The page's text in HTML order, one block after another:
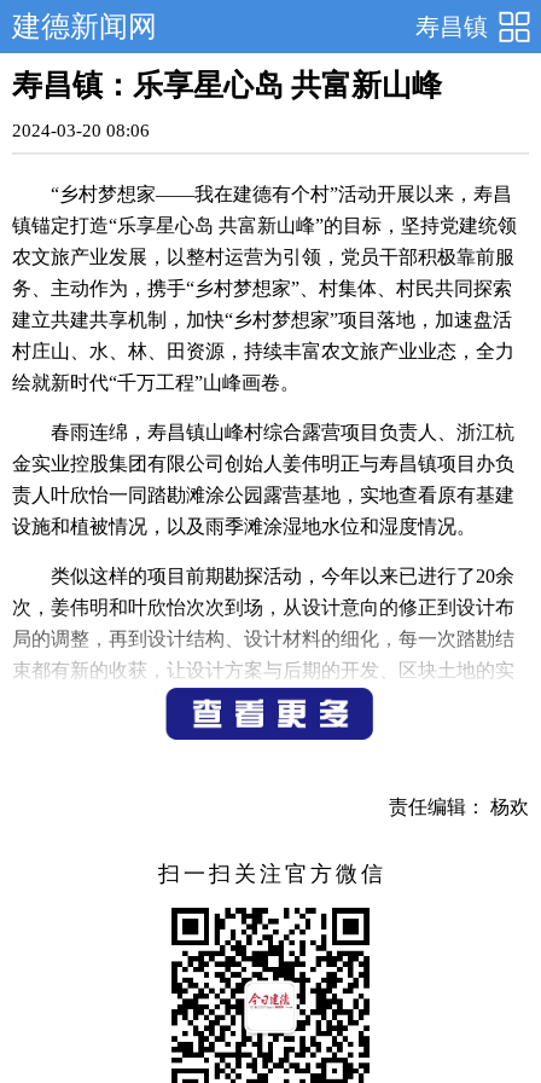
寿昌镇
建德新闻网
寿昌镇：乐享星心岛 共富新山峰
2024-03-20 08:06
“乡村梦想家——我在建德有个村”活动开展以来，寿昌
镇锚定打造“乐享星心岛 共富新山峰”的目标，坚持党建统领
农文旅产业发展，以整村运营为引领，党员干部积极靠前服
务、主动作为，携手“乡村梦想家”、村集体、村民共同探索
建立共建共享机制，加快“乡村梦想家”项目落地，加速盘活
村庄山、水、林、田资源，持续丰富农文旅产业业态，全力
绘就新时代“千万工程”山峰画卷。
春雨连绵，寿昌镇山峰村综合露营项目负责人、浙江杭
金实业控股集团有限公司创始人姜伟明正与寿昌镇项目办负
责人叶欣怡一同踏勘滩涂公园露营基地，实地查看原有基建
设施和植被情况，以及雨季滩涂湿地水位和湿度情况。
类似这样的项目前期勘探活动，今年以来已进行了20余
次，姜伟明和叶欣怡次次到场，从设计意向的修正到设计布
局的调整，再到设计结构、设计材料的细化，每一次踏勘结
束都有新的收获，让设计方案与后期的开发、区块土地的实
际情况更好地融合。叶欣怡表示，与投资商进行实地踏勘
后，设计方案按照之前的用地情况进行了相应的调整，就是
丽漂亮的地方，所以决定在山峰村进行综合露营项目等前期
勘探，和当地政府对接后，将围绕山峰村滩涂公园、江心
岛、农文旅综合体以及大塘边村种植基地进行相关项目和产
据悉，浙江杭金实业控股集团有限公司有十余年盘活村
集体闲置资产、壮大村集体经济、助力乡村振兴的经验，此
责任编辑： 杨欢
扫一扫关注官方微信